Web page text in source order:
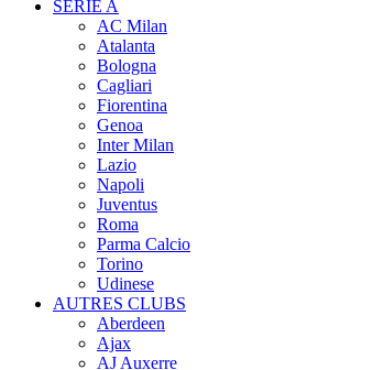
SERIE A
AC Milan
Atalanta
Bologna
Cagliari
Fiorentina
Genoa
Inter Milan
Lazio
Napoli
Juventus
Roma
Parma Calcio
Torino
Udinese
AUTRES CLUBS
Aberdeen
Ajax
AJ Auxerre